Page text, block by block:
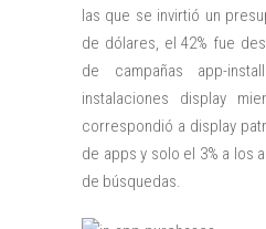
las que se invirtió un
de dólares, el 42% fue
de campañas app-
instalaciones display
correspondió a display
de apps y solo el 3% a los
de búsquedas.